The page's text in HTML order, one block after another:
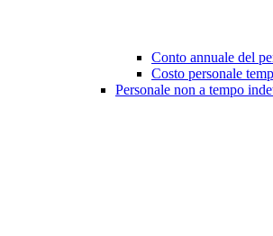
Conto annuale del
Costo personale
Personale non a tempo